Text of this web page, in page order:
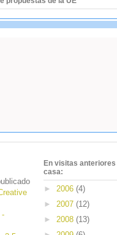
-
En visitas anteriores
casa:
► 2006 (4)
► 2007 (12)
► 2008 (13)